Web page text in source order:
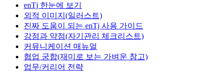
enTj 한눈에 보기
외적 이미지(일러스트)
진짜 도움이 되는 enTj 사용 가이드
강점과 약점(자기관리 체크리스트)
커뮤니케이션 매뉴얼
협업 궁합(재미로 보는 가벼운 참고)
업무/커리어 전략